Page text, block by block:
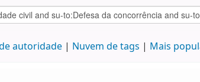
autoridade Nuvem de tags Mais